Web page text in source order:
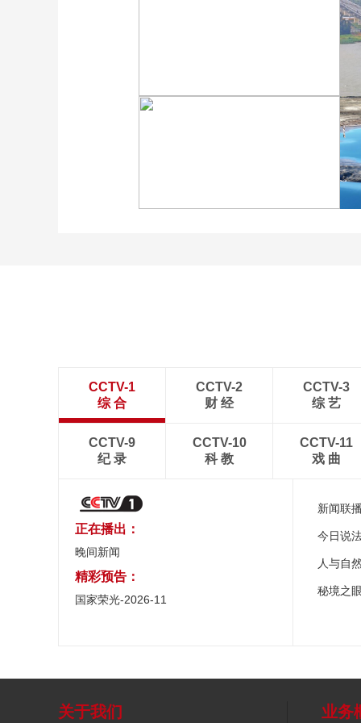
CCTV-1
综 合
CCTV-2
财 经
CCTV-3
综 艺
CCTV-9
纪 录
CCTV-10
科 教
CCTV-11
戏 曲
正在播出：
晚间新闻
精彩预告：
国家荣光-2026-11
新闻联
今日说
人与自
秘境之
关于我们 业务